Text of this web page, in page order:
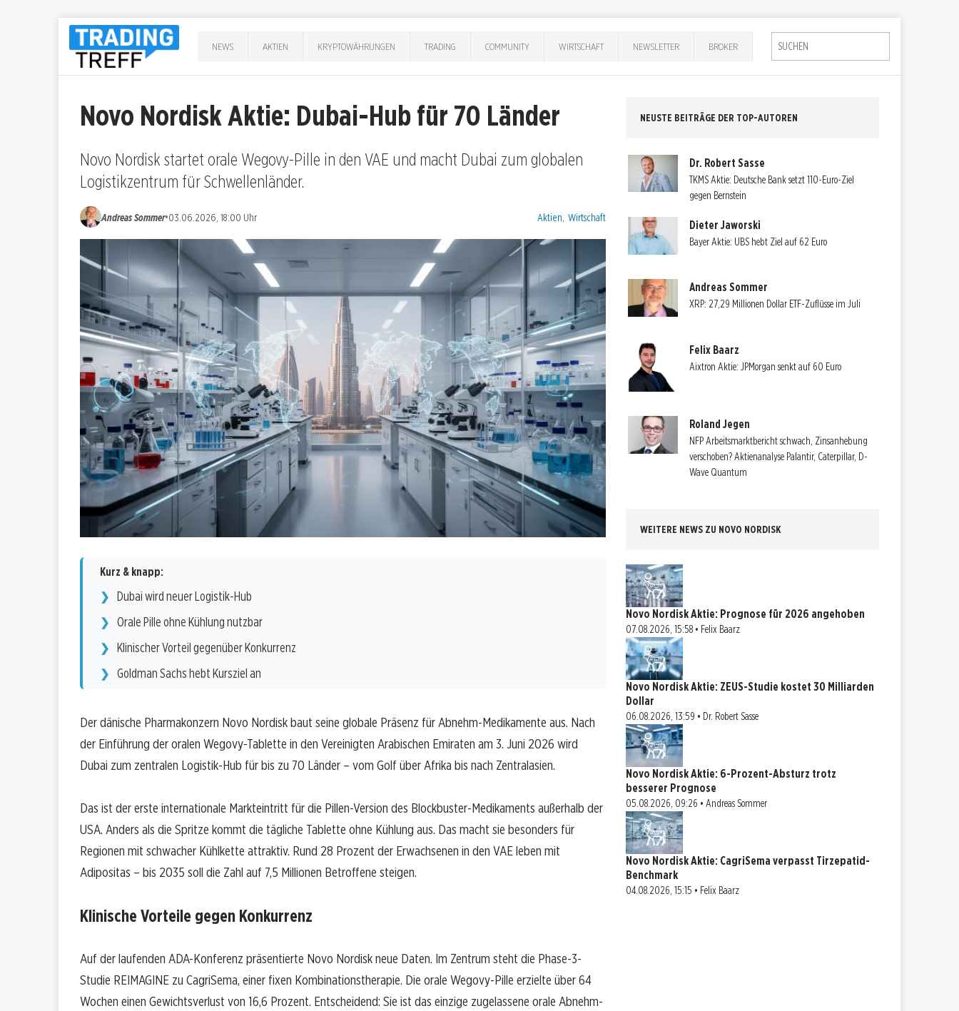
NEWS AKTIEN KRYPTOWÄHRUNGEN TRADING COMMUNITY WIRTSCHAFT NEWSLETTER BROKER
Novo Nordisk Aktie: Dubai-Hub für 70 Länder
Novo Nordisk startet orale Wegovy-Pille in den VAE und macht Dubai zum globalen
Logistikzentrum für Schwellenländer.
Andreas Sommer•03.06.2026, 18:00 Uhr Kategorien:
Aktien Wirtschaft
Kurz & knapp:
Dubai wird neuer Logistik-Hub
Orale Pille ohne Kühlung nutzbar
Klinischer Vorteil gegenüber Konkurrenz
Goldman Sachs hebt Kursziel an
Der dänische Pharmakonzern Novo Nordisk baut seine globale Präsenz für Abnehm-Medikamente aus. Nach
der Einführung der oralen Wegovy-Tablette in den Vereinigten Arabischen Emiraten am 3. Juni 2026 wird
Dubai zum zentralen Logistik-Hub für bis zu 70 Länder – vom Golf über Afrika bis nach Zentralasien.
Das ist der erste internationale Markteintritt für die Pillen-Version des Blockbuster-Medikaments außerhalb der
USA. Anders als die Spritze kommt die tägliche Tablette ohne Kühlung aus. Das macht sie besonders für
Regionen mit schwacher Kühlkette attraktiv. Rund 28 Prozent der Erwachsenen in den VAE leben mit
Adipositas – bis 2035 soll die Zahl auf 7,5 Millionen Betroffene steigen.
Klinische Vorteile gegen Konkurrenz
Auf der laufenden ADA-Konferenz präsentierte Novo Nordisk neue Daten. Im Zentrum steht die Phase-3-
Studie REIMAGINE zu CagriSema, einer fixen Kombinationstherapie. Die orale Wegovy-Pille erzielte über 64
Wochen einen Gewichtsverlust von 16,6 Prozent. Entscheidend: Sie ist das einzige zugelassene orale Abnehm-
NEUSTE BEITRÄGE DER TOP-AUTOREN
Dr. Robert Sasse
TKMS Aktie: Deutsche Bank setzt 110-Euro-Ziel
gegen Bernstein
Dieter Jaworski
Bayer Aktie: UBS hebt Ziel auf 62 Euro
Andreas Sommer
XRP: 27,29 Millionen Dollar ETF-Zuflüsse im Juli
Felix Baarz
Aixtron Aktie: JPMorgan senkt auf 60 Euro
Roland Jegen
NFP Arbeitsmarktbericht schwach, Zinsanhebung
verschoben? Aktienanalyse Palantir, Caterpillar, D-
Wave Quantum
WEITERE NEWS ZU NOVO NORDISK
Novo Nordisk Aktie: Prognose für 2026 angehoben
07.08.2026, 15:58 • Felix Baarz
Novo Nordisk Aktie: ZEUS-Studie kostet 30 Milliarden
Dollar
06.08.2026, 13:59 • Dr. Robert Sasse
Novo Nordisk Aktie: 6-Prozent-Absturz trotz
besserer Prognose
05.08.2026, 09:26 • Andreas Sommer
Novo Nordisk Aktie: CagriSema verpasst Tirzepatid-
Benchmark
04.08.2026, 15:15 • Felix Baarz